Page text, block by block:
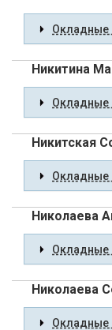
Окладные
Никитина
Окладные
Никитская
Окладные
Николаева
Окладные
Николаева
Окладные